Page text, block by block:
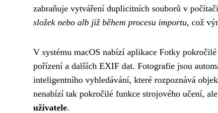
zabraňuje vytváření duplicitních souborů v
složek nebo alb již během procesu importu, což
V systému macOS nabízí aplikace Fotky
pořízení a dalších EXIF dat. Fotografie jsou
inteligentního vyhledávání, které rozpoznává
nenabízí tak pokročilé funkce strojového učení, ale
uživatele.